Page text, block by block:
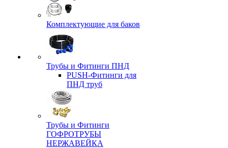
Комплектующие для баков
Трубы и Фитинги ПНД
PUSH-Фитинги для
ПНД труб
Трубы и Фитинги
ГОФРОТРУБЫ
НЕРЖАВЕЙКА